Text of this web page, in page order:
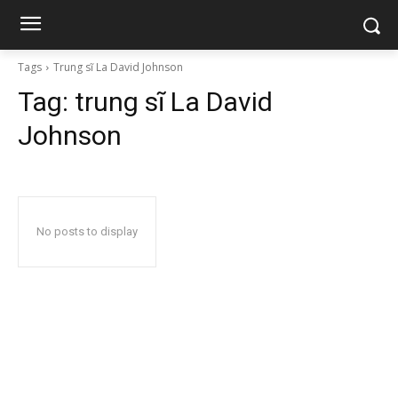
Tags Trung sĩ La David Johnson
Tag: trung sĩ La David
Johnson
No posts to display